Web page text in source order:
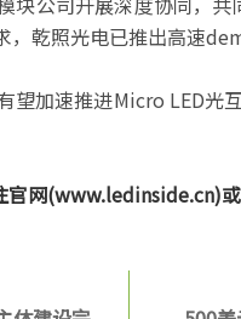
乾照光电已推出高速
望加速推进Micro LED光
网(www.ledinside.cn)